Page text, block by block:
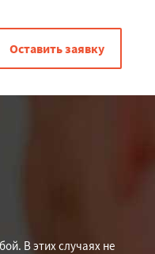
Оставить заявку
В этих случаях не